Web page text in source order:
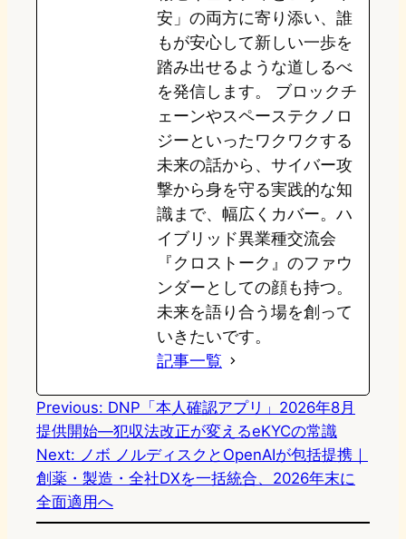
安」の両方に寄り添い、誰
もが安心して新しい一歩を
踏み出せるような道しるべ
を発信します。 ブロックチ
ェーンやスペーステクノロ
ジーといったワクワクする
未来の話から、サイバー攻
撃から身を守る実践的な知
識まで、幅広くカバー。ハ
イブリッド異業種交流会
『クロストーク』のファウ
ンダーとしての顔も持つ。
未来を語り合う場を創って
いきたいです。
記事一覧
Previous: DNP「本人確認アプリ」2026年8月
提供開始—犯収法改正が変えるeKYCの常識
Next: ノボ ノルディスクとOpenAIが包括提携｜
創薬・製造・全社DXを一括統合、2026年末に
全面適用へ